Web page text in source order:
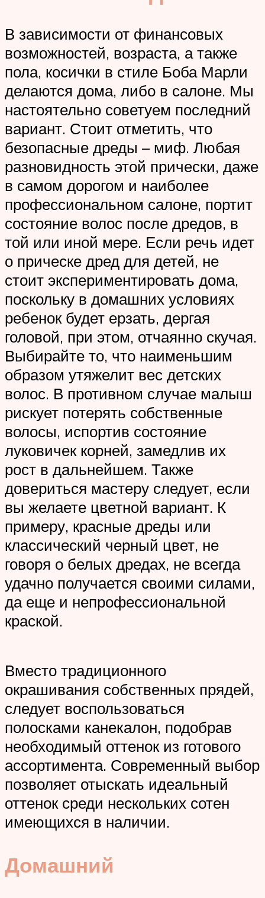
В зависимости от финансовых
возможностей, возраста, а также
пола, косички в стиле Боба Марли
делаются дома, либо в салоне. Мы
настоятельно советуем последний
вариант. Стоит отметить, что
безопасные дреды – миф. Любая
разновидность этой прически, даже
в самом дорогом и наиболее
профессиональном салоне, портит
состояние волос после дредов, в
той или иной мере. Если речь идет
о прическе дред для детей, не
стоит экспериментировать дома,
поскольку в домашних условиях
ребенок будет ерзать, дергая
головой, при этом, отчаянно скучая.
Выбирайте то, что наименьшим
образом утяжелит вес детских
волос. В противном случае малыш
рискует потерять собственные
волосы, испортив состояние
луковичек корней, замедлив их
рост в дальнейшем. Также
довериться мастеру следует, если
вы желаете цветной вариант. К
примеру, красные дреды или
классический черный цвет, не
говоря о белых дредах, не всегда
удачно получается своими силами,
да еще и непрофессиональной
краской.
Вместо традиционного
окрашивания собственных прядей,
следует воспользоваться
полосками канекалон, подобрав
необходимый оттенок из готового
ассортимента. Современный выбор
позволяет отыскать идеальный
оттенок среди нескольких сотен
имеющихся в наличии.
Домашний